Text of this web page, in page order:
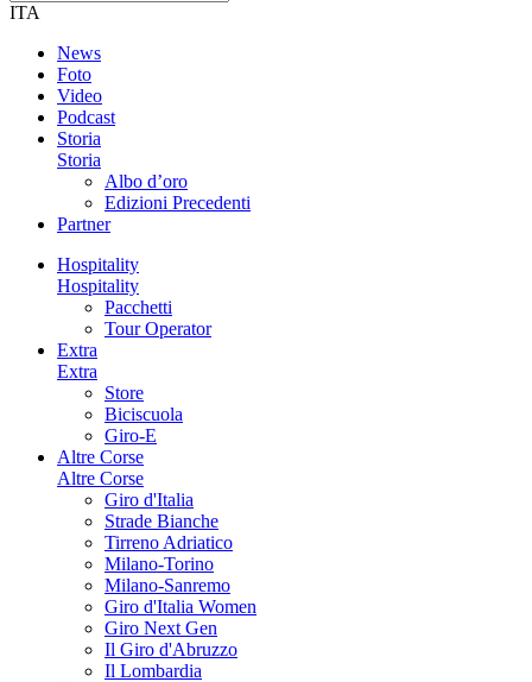
ITA
News
Foto
Video
Podcast
Storia
Storia
Albo d’oro
Edizioni Precedenti
Partner
Hospitality
Hospitality
Pacchetti
Tour Operator
Extra
Extra
Store
Biciscuola
Giro-E
Altre Corse
Altre Corse
Giro d'Italia
Strade Bianche
Tirreno Adriatico
Milano-Torino
Milano-Sanremo
Giro d'Italia Women
Giro Next Gen
Il Giro d'Abruzzo
Il Lombardia